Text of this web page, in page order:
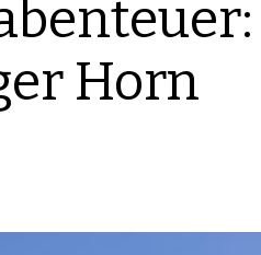
Horn